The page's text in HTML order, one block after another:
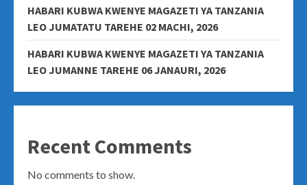
HABARI KUBWA KWENYE MAGAZETI YA TANZANIA
LEO JUMATATU TAREHE 02 MACHI, 2026
HABARI KUBWA KWENYE MAGAZETI YA TANZANIA
LEO JUMANNE TAREHE 06 JANAURI, 2026
Recent Comments
No comments to show.